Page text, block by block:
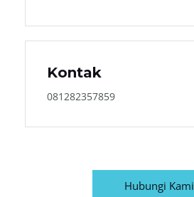
Kontak
081282357859
Hubungi Kami